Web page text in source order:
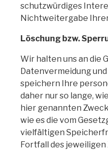
schutzwürdiges
Nichtweitergabe
Löschung bzw.
Wir halten uns an die
Datenvermeidung
speichern Ihre
daher nur so lange,
hier genannten
wie es die vom
vielfältigen
Fortfall des jeweiligen